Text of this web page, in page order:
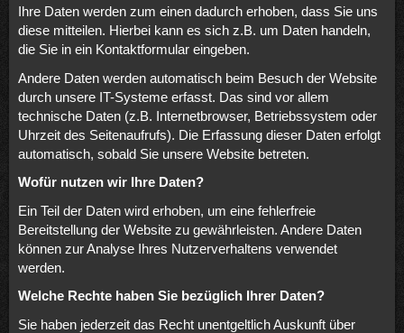
Ihre Daten werden zum einen dadurch erhoben, dass Sie uns
diese mitteilen. Hierbei kann es sich z.B. um Daten handeln,
die Sie in ein Kontaktformular eingeben.
Andere Daten werden automatisch beim Besuch der Website
durch unsere IT-Systeme erfasst. Das sind vor allem
technische Daten (z.B. Internetbrowser, Betriebssystem oder
Uhrzeit des Seitenaufrufs). Die Erfassung dieser Daten erfolgt
automatisch, sobald Sie unsere Website betreten.
Wofür nutzen wir Ihre Daten?
Ein Teil der Daten wird erhoben, um eine fehlerfreie
Bereitstellung der Website zu gewährleisten. Andere Daten
können zur Analyse Ihres Nutzerverhaltens verwendet
werden.
Welche Rechte haben Sie bezüglich Ihrer Daten?
Sie haben jederzeit das Recht unentgeltlich Auskunft über